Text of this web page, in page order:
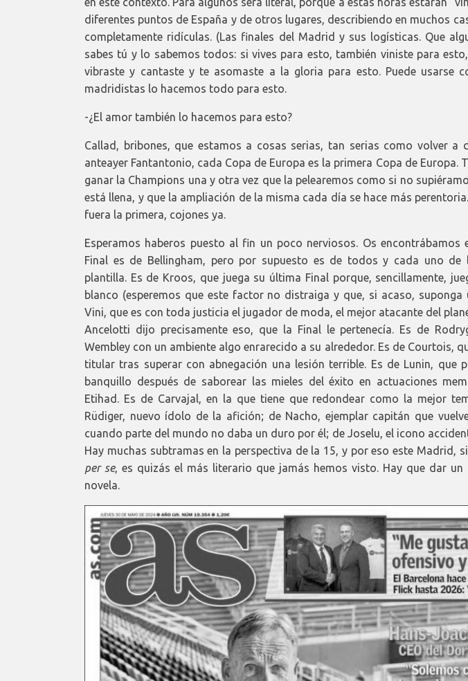
diferentes puntos de España y de otros lugares, describiendo en muchos
completamente ridículas. (Las finales del Madrid y sus logísticas. Que
sabes tú y lo sabemos todos: si vives para esto, también viniste para
vibraste y cantaste y te asomaste a la gloria para esto. Puede usarse
madridistas lo hacemos todo para esto.
-¿El amor también lo hacemos para esto?
Callad, bribones, que estamos a cosas serias, tan serias como volver a
anteayer Fantantonio, cada Copa de Europa es la primera Copa de Europa.
ganar la Champions una y otra vez que la pelearemos como si no
está llena, y que la ampliación de la misma cada día se hace más
fuera la primera, cojones ya.
Esperamos haberos puesto al fin un poco nerviosos. Os encontrábamos
Final es de Bellingham, pero por supuesto es de todos y cada uno de
plantilla. Es de Kroos, que juega su última Final porque, sencillamente,
blanco (esperemos que este factor no distraiga y que, si acaso, suponga
Vini, que es con toda justicia el jugador de moda, el mejor atacante del
Ancelotti dijo precisamente eso, que la Final le pertenecía. Es de
Wembley con un ambiente algo enrarecido a su alrededor. Es de Courtois,
titular tras superar con abnegación una lesión terrible. Es de Lunin, que
banquillo después de saborear las mieles del éxito en actuaciones
Etihad. Es de Carvajal, en la que tiene que redondear como la mejor
Rüdiger, nuevo ídolo de la afición; de Nacho, ejemplar capitán que
cuando parte del mundo no daba un duro por él; de Joselu, el icono
Hay muchas subtramas en la perspectiva de la 15, y por eso este Madrid,
per se, es quizás el más literario que jamás hemos visto. Hay que dar un
novela.